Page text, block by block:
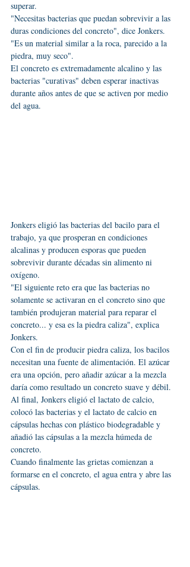
superar.
"Necesitas bacterias que puedan sobrevivir a las
duras condiciones del concreto", dice Jonkers.
"Es un material similar a la roca, parecido a la
piedra, muy seco".
El concreto es extremadamente alcalino y las
bacterias "curativas" deben esperar inactivas
durante años antes de que se activen por medio
del agua.
Jonkers eligió las bacterias del bacilo para el
trabajo, ya que prosperan en condiciones
alcalinas y producen esporas que pueden
sobrevivir durante décadas sin alimento ni
oxígeno.
"El siguiente reto era que las bacterias no
solamente se activaran en el concreto sino que
también produjeran material para reparar el
concreto... y esa es la piedra caliza", explica
Jonkers.
Con el fin de producir piedra caliza, los bacilos
necesitan una fuente de alimentación. El azúcar
era una opción, pero añadir azúcar a la mezcla
daría como resultado un concreto suave y débil.
Al final, Jonkers eligió el lactato de calcio,
colocó las bacterias y el lactato de calcio en
cápsulas hechas con plástico biodegradable y
añadió las cápsulas a la mezcla húmeda de
concreto.
Cuando finalmente las grietas comienzan a
formarse en el concreto, el agua entra y abre las
cápsulas.